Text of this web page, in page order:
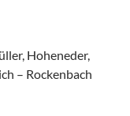
Hoheneder,
– Rockenbach